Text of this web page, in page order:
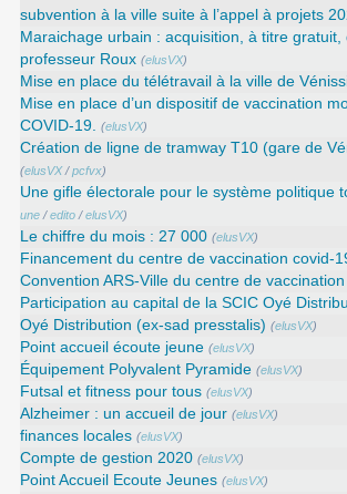
subvention à la ville suite à l’appel à projets
Maraichage urbain : acquisition, à titre gratuit,
professeur Roux (elusVX)
Mise en place du télétravail à la ville de
Mise en place d’un dispositif de vaccination
COVID-19. (elusVX)
Création de ligne de tramway T10 (gare de
(elusVX/pcfvx)
Une gifle électorale pour le système politique
une /edito /elusVX)
Le chiffre du mois : 27 000 (elusVX)
Financement du centre de vaccination covid-
Convention ARS‑Ville du centre de vaccination
Participation au capital de la SCIC Oyé
Oyé Distribution (ex-sad presstalis) (elusVX)
Point accueil écoute jeune (elusVX)
Équipement Polyvalent Pyramide (elusVX)
Futsal et fitness pour tous (elusVX)
Alzheimer : un accueil de jour (elusVX)
finances locales (elusVX)
Compte de gestion 2020 (elusVX)
Point Accueil Ecoute Jeunes (elusVX)